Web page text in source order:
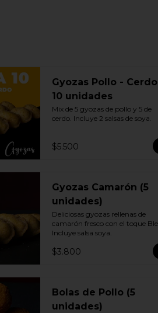
Gyozas Pollo - Cerdo
10 unidades
Mix de 5 gyozas de pollo y 5 de
cerdo. Incluye 2 salsas de soya.
$5.500
Gyozas Camarón (5
unidades)
Deliciosas gyozas rellenas de
camarón fresco con el toque
Incluye salsa soya.
$3.800
Bolas de Pollo (5
unidades)